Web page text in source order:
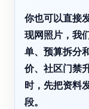
你也可以直接
现网照片，我
单、预算拆分
价、社区门禁
时，先把资料
段。